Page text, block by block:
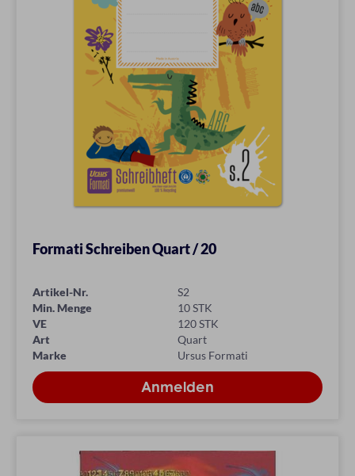
Formati Schreiben Quart / 20
Artikel-Nr.
S2
Min. Menge
10 STK
VE
120 STK
Art
Quart
Marke
Ursus Formati